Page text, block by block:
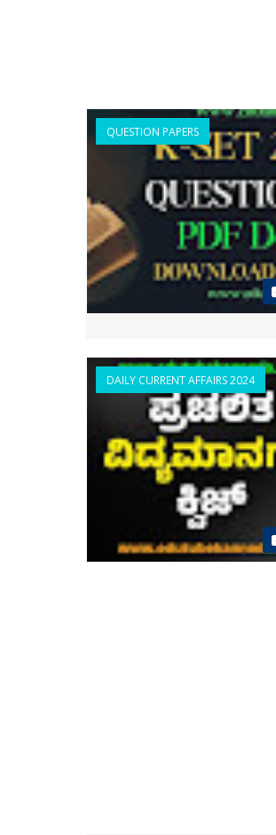
QUESTION PAPERS
DAILY CURRENT AFFAIRS 2024